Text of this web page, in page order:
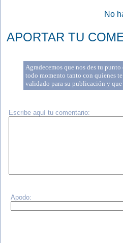
No
APORTAR TU
Agradecemos que nos des tu punto
todo momento tanto con quienes
validado para su publicación y
Escribe aquí tu comentario:
Apodo: